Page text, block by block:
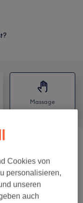
Massage
Cookies von
personalisieren,
unseren
auch